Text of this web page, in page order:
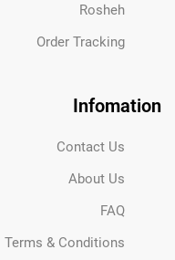
Rosheh
Order Tracking
Infomation
Contact Us
About Us
FAQ
Terms & Conditions